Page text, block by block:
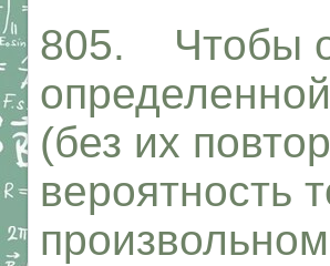
805. Чтобы
(без их
вероятность